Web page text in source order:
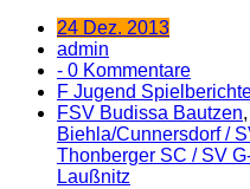
24 Dez. 2013
admin
- 0 Kommentare
F Jugend
FSV Budissa Bautzen,
Biehla/​Cunnersdorf /​
Thonberger SC /​ SV
Laußnitz